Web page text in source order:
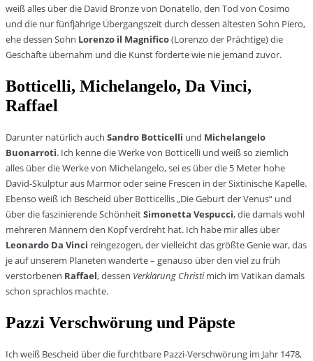
weiß alles über die David Bronze von Donatello, den Tod von Cosimo
und die nur fünfjährige Übergangszeit durch dessen ältesten Sohn Piero,
ehe dessen Sohn Lorenzo il Magnifico(Lorenzo der Prächtige) die
Geschäfte übernahm und die Kunst förderte wie nie jemand zuvor.
Botticelli, Michelangelo, Da Vinci,
Raffael
Darunter natürlich auch Sandro Botticelli und Michelangelo
Buonarroti. Ich kenne die Werke von Botticelli und weiß so ziemlich
alles über die Werke von Michelangelo, sei es über die 5 Meter hohe
David-Skulptur aus Marmor oder seine Frescen in der Sixtinische Kapelle.
Ebenso weiß ich Bescheid über Botticellis „Die Geburt der Venus“ und
über die faszinierende SchönheitSimonetta Vespucci, die damals wohl
mehreren Männern den Kopf verdreht hat. Ich habe mir alles über
Leonardo Da Vinci reingezogen, der vielleicht das größte Genie war, das
je auf unserem Planeten wanderte – genauso über den viel zu früh
verstorbenen Raffael, dessen Verklärung Christimich im Vatikan damals
schon sprachlos machte.
Pazzi Verschwörung und Päpste
Ich weiß Bescheid über die furchtbare Pazzi-Verschwörung im Jahr 1478,